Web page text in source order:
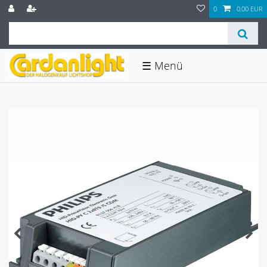
0 0,00 EUR
☰